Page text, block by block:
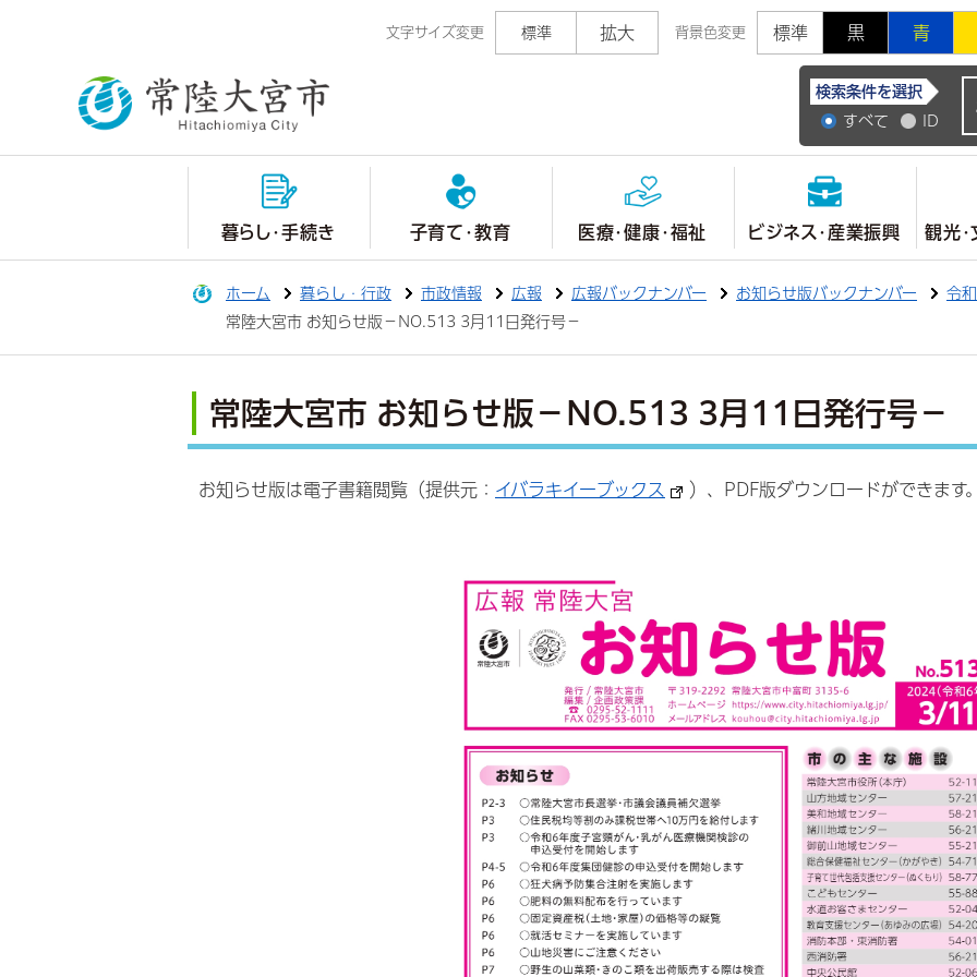
文字サイズ変更 標準 拡大 背景色変更 標準 黒 青
常陸大宮市公式ホ
検索条件を選択
すべて
ID
暮らし・手続き 子育て・教育 医療・健康・福祉 ビジネス・産業振興 観光
ホーム 暮らし・行政 市政情報 広報 広報バックナンバー お知らせ版バックナンバー
令
常陸大宮市 お知らせ版－NO.513 3月11日発行号－
常陸大宮市 お知らせ版－NO.513 3月11日発行号－
お知らせ版は電子書籍閲覧（提供元： イバラキイーブックス ）、PDF版ダウンロードができます